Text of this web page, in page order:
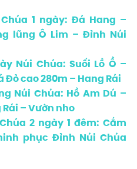
1 ngày: Đá Hang –
lũng Ô Lim – Đỉnh Núi
Núi Chúa: Suối Lồ Ồ –
cao 280m – Hang Rái
Núi Chúa: Hồ Am Dú –
– Vườn nho
2 ngày 1 đêm: Cắm
phục Đỉnh Núi Chúa